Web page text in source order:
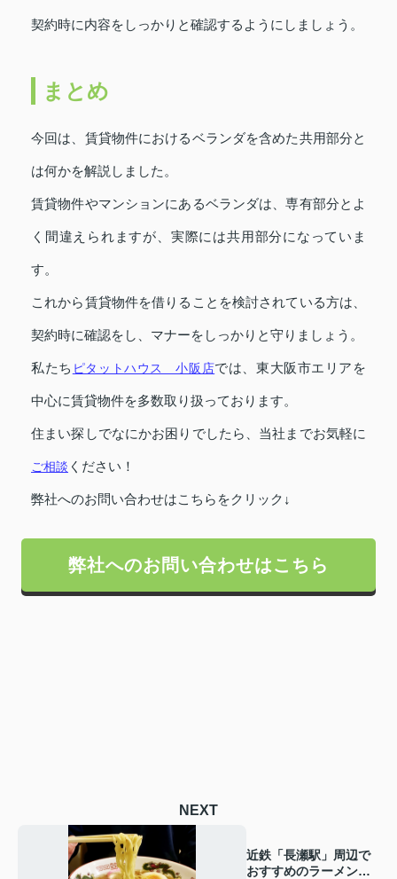
契約時に内容をしっかりと確認するようにしましょう。
まとめ
今回は、賃貸物件におけるベランダを含めた共用部分と
は何かを解説しました。
賃貸物件やマンションにあるベランダは、専有部分とよ
く間違えられますが、実際には共用部分になっていま
す。
これから賃貸物件を借りることを検討されている方は、
契約時に確認をし、マナーをしっかりと守りましょう。
私たち ピタットハウス 小阪店では、東大阪市エリアを
中心に賃貸物件を多数取り扱っております。
住まい探しでなにかお困りでしたら、当社までお気軽に
ご相談 ください！
弊社へのお問い合わせはこちらをクリック↓
弊社へのお問い合わせはこちら
NEXT
近鉄「長瀬駅」周辺で
おすすめのラーメン店